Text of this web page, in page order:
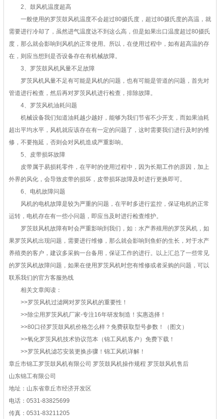
2、鼓风机温度超高
一般使用的罗茨鼓风机温度不会超过80摄氏度，超过80摄氏度的高温，就
需要进行冷却了，虽然进气温度达不到这么高，但是如果出口温度超过80摄氏
度，那么就会影响到风机的正常使用。所以，在使用过程中，如有超高温的存
在，则应当想到是否设备存在有机械故障。
3、罗茨鼓风机风量不足故障
罗茨风机风量不足有可能是风机的问题，也有可能是管道的问题，首先对
管道进行检查，然后再对罗茨风机进行检查，排除故障。
4、罗茨风机油耗问题
机械设备我们知道油耗越少越好，能够为我们节省不少开支，而如果油耗
超出平均水平，风机就应该存在有一定的问题了，这时需要我们进行及时的维
修，不要拖延，否则会对风机造成严重影响。
5、皮带损坏故障
皮带属于易损耗零件，在平时的使用过程中，因为长期工作的原因，加上
外界的风化，会导致皮带的损坏，皮带损坏故障及时进行更换即可。
6、电机故障问题
风机的电机故障是较为严重的问题，在平时多进行监控，保证电机的正常
运转，电机存在有一些小问题，即应当及时进行检查维护。
罗茨鼓风机故障有时会严重影响到我们，如：水产养殖用的罗茨风机，如
果罗茨风机出现问题，需要进行维修，那么就会影响到鱼虾的生长，对于水产
养殖类的客户，建议多采购一台备用，保证工作的进行。以上汇总了一些常见
的罗茨风机故障问题，如果在使用罗茨风机时您有维修或者采购的问题，可以
联系我们的官方客服热线
相关文章阅读：
>>罗茨风机过滤网对罗茨风机的重要性！
>>除尘用罗茨风机厂家-专注16年研发制造！实惠选择！
>>80口径罗茨鼓风机价格怎么样？免费获取型号参数！（图文）
>>氧化罗茨风机技术协议范本（锦工风机客户）免费下载！
>>罗茨风机滤芯安装更换步骤！锦工风机详解！
章丘市锦工罗茨鼓风机有限公司 罗茨鼓风机操作规程 罗茨鼓风机售后
山东锦工有限公司
地址：山东省章丘市经济开发区
电话：0531-83825699
传真：0531-83211205